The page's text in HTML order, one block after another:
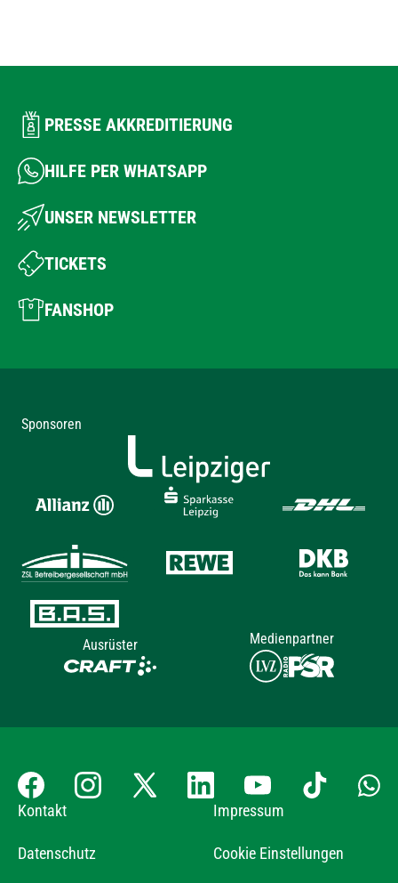
PRESSE AKKREDITIERUNG
HILFE PER WHATSAPP
UNSER NEWSLETTER
TICKETS
FANSHOP
Sponsoren
Ausrüster Medienpartner
Kontakt Impressum
Datenschutz Cookie Einstellungen